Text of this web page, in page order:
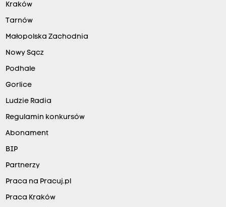
Kraków
Tarnów
Małopolska Zachodnia
Nowy Sącz
Podhale
Gorlice
Ludzie Radia
Regulamin konkursów
Abonament
BIP
Partnerzy
Praca na Pracuj.pl
Praca Kraków